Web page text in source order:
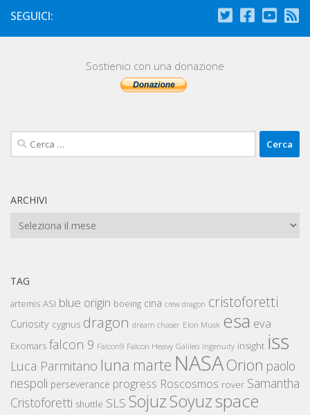
SEGUICI:
Sostienici con una donazione
Ricerca
per:
ARCHIVI
Archivi
TAG
artemis ASI blue origin boeing cina crew dragon cristoforetti
Curiosity cygnus dragon dream chaser Elon Musk esa eva
Exomars falcon 9 Falcon9 Falcon Heavy Galileo ingenuity insight iss
Luca Parmitano luna marte NASAOrion paolo
nespoli perseverance progress Roscosmos rover Samantha
Cristoforetti shuttle SLS SojuzSoyuzspace